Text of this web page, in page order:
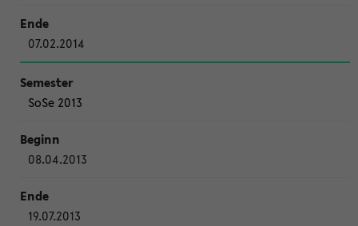
07.02.2014
SoSe 2013
08.04.2013
19.07.2013